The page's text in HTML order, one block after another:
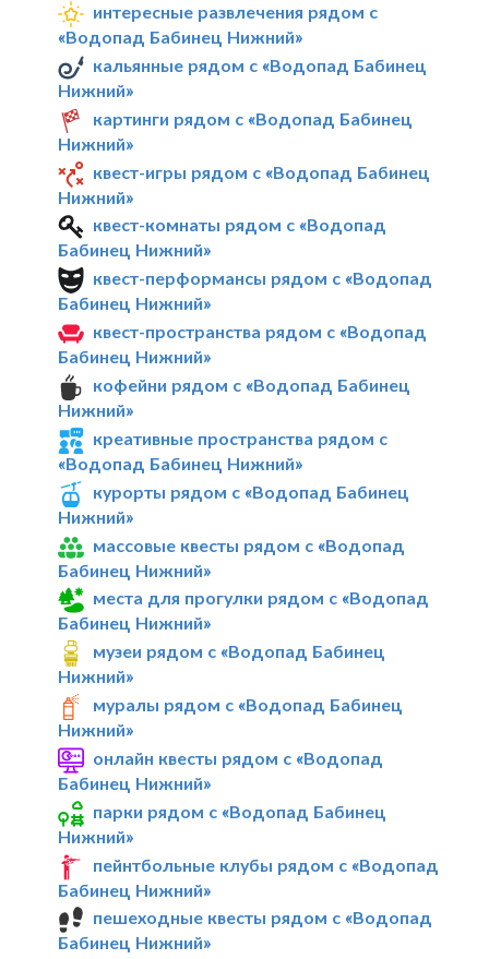
интересные развлечения рядом с
«Водопад Бабинец Нижний»
кальянные рядом с «Водопад Бабинец
Нижний»
картинги рядом с «Водопад Бабинец
Нижний»
квест-игры рядом с «Водопад Бабинец
Нижний»
квест-комнаты рядом с «Водопад
Бабинец Нижний»
квест-перформансы рядом с «Водопад
Бабинец Нижний»
квест-пространства рядом с «Водопад
Бабинец Нижний»
кофейни рядом с «Водопад Бабинец
Нижний»
креативные пространства рядом с
«Водопад Бабинец Нижний»
курорты рядом с «Водопад Бабинец
Нижний»
массовые квесты рядом с «Водопад
Бабинец Нижний»
места для прогулки рядом с «Водопад
Бабинец Нижний»
музеи рядом с «Водопад Бабинец
Нижний»
муралы рядом с «Водопад Бабинец
Нижний»
онлайн квесты рядом с «Водопад
Бабинец Нижний»
парки рядом с «Водопад Бабинец
Нижний»
пейнтбольные клубы рядом с «Водопад
Бабинец Нижний»
пешеходные квесты рядом с «Водопад
Бабинец Нижний»